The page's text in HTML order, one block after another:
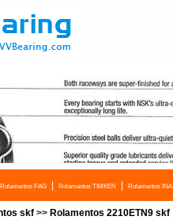
Rolamentos FAG Rolamentos TIMKEN Rolamentos INA
skf >> Rolamentos 2210ETN9 skf